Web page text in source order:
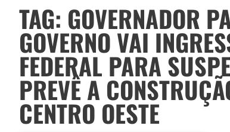
TAG: GOVERNADOR
GOVERNO VAI
FEDERAL PARA
PREVÊ A
CENTRO OESTE